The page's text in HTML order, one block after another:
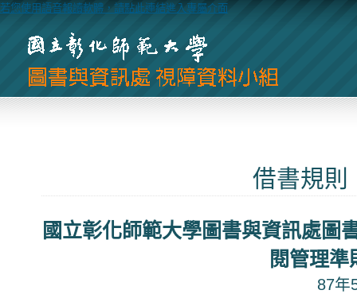
若您使用語音報讀軟體，請點此連結進入專屬介面
借書規則
國立彰化師範大學圖書與資訊處圖
閱管理準
87年